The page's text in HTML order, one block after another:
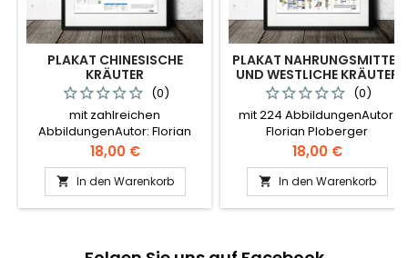
PLAKAT CHINESISCHE
KRÄUTER
(0)
mit zahlreichen
AbbildungenAutor: Florian
Ploberger
Preis
18,00 €
 In den Warenkorb
PLAKAT NAHRUNGSMITTEL
UND WESTLICHE KRÄUTER
(0)
mit 224 AbbildungenAutor:
Florian Ploberger
Preis
18,00 €
 In den Warenkorb